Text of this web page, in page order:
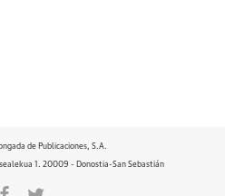
de Publicaciones, S.A.
1. 20009 - Donostia-San Sebastián